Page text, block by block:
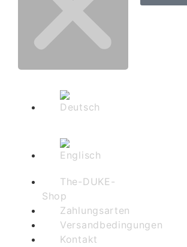
The-DUKE-
Shop
Zahlungsarten
Versandbedingungen
Kontakt